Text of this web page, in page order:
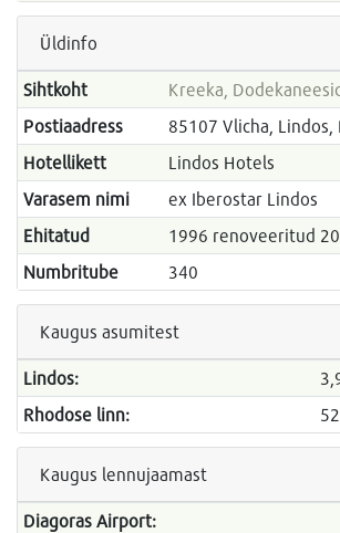
Üldinfo
Sihtkoht
Kreeka,
Postiaadress
85107 Vlicha, Lindos,
Hotellikett
Lindos Hotels
Varasem nimi
ex Iberostar Lindos
Ehitatud
1996 renoveeritud
Numbritube
340
Kaugus asumitest
Lindos:
Rhodose linn:
Kaugus lennujaamast
Diagoras Airport: